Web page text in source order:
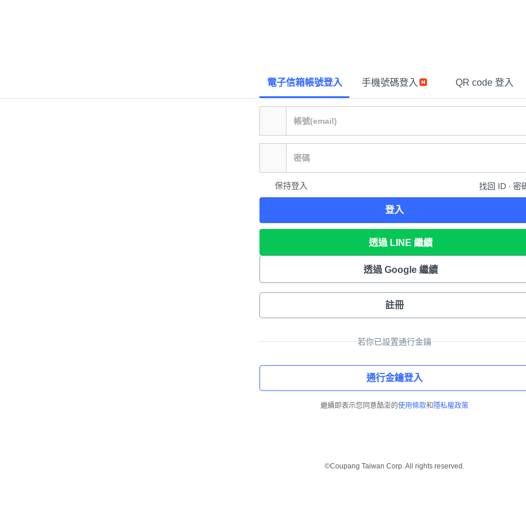
電子信箱帳號登入 手機號碼登入 QR code 登入
保持登入 找回 ID ∙ 密
登入
透過 LINE 繼續
透過 Google 繼續
註冊
若你已設置通行金鑰
通行金鑰登入
繼續即表示您同意酷澎的使用條款和 隱私權政策
©Coupang Taiwan Corp. All rights reserved.